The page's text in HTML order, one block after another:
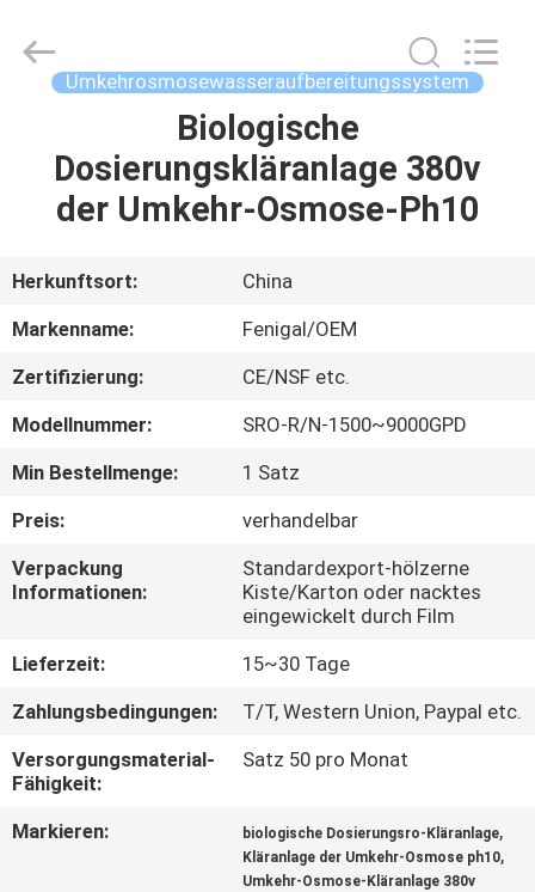
PRODUKTE
ÜBER
UNS
FABRIK-
AUSFLUG
QUALITÄTSKONTROLLE
TRETEN
MIT
UNS
IN
VERBINDUNG
Umkehrosmosewasseraufbereitungssystem
Biologische
Dosierungskläranlage 380v
der Umkehr-Osmose-Ph10
Herkunftsort:
China
Markenname:
Fenigal/OEM
Zertifizierung:
CE/NSF etc.
Modellnummer:
SRO-R/N-1500~9000GPD
Min Bestellmenge:
1 Satz
Preis:
verhandelbar
Verpackung
Informationen:
Standardexport-hölzerne
Kiste/Karton oder nacktes
eingewickelt durch Film
Lieferzeit:
15~30 Tage
Zahlungsbedingungen:
T/T, Western Union, Paypal etc.
Versorgungsmaterial-
Fähigkeit:
Satz 50 pro Monat
Markieren: biologische Dosierungsro-Kläranlage,
Kläranlage der Umkehr-Osmose ph10,
Umkehr-Osmose-Kläranlage 380v